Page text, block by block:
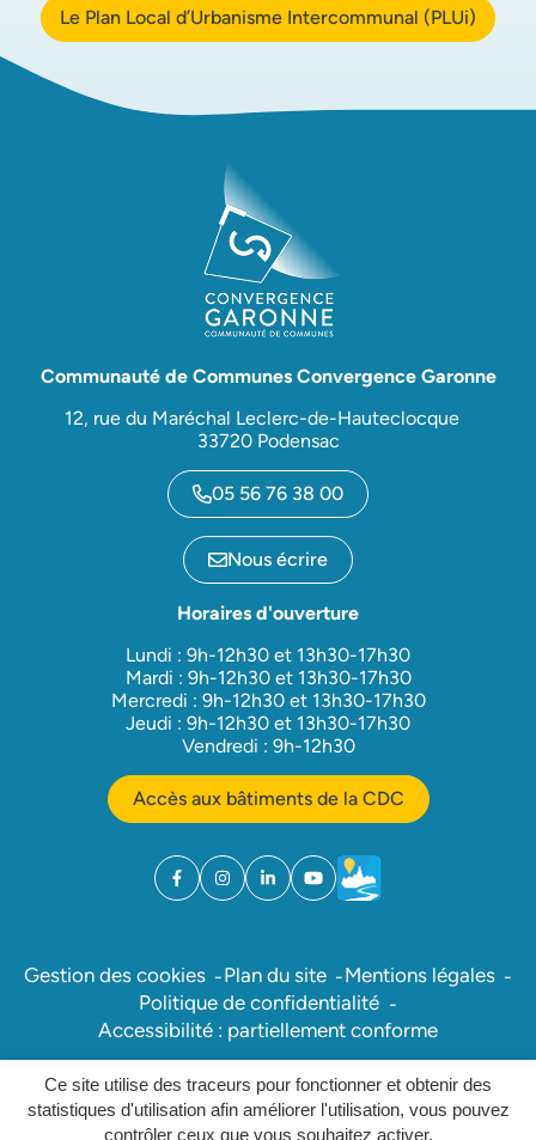
Ce site utilise des traceurs pour fonctionner et obtenir des
statistiques d'utilisation afin améliorer l'utilisation, vous pouvez
contrôler ceux que vous souhaitez activer.
Le Plan Local d’Urbanisme Intercommunal (PLUi)
Communauté de Communes Convergence Garonne
12, rue du Maréchal Leclerc-de-Hauteclocque
33720 Podensac
05 56 76 38 00
Nous écrire
Horaires d'ouverture
Lundi : 9h-12h30 et 13h30-17h30
Mardi : 9h-12h30 et 13h30-17h30
Mercredi : 9h-12h30 et 13h30-17h30
Jeudi : 9h-12h30 et 13h30-17h30
Vendredi : 9h-12h30
Accès aux bâtiments de la CDC
Facebook
(ouverture dans un nouvel onglet)
Instagram
(ouverture dans un nouvel onglet)
Linkedin
(ouverture dans un nouvel onglet)
YouTube
(ouverture dans un nouvel
Météo
(ouverture dans un
Gestion des cookies Plan du site
Mentions légales
Politique de confidentialité
Accessibilité : partiellement conforme
Site réalisé parInovagora (ouverture dans un